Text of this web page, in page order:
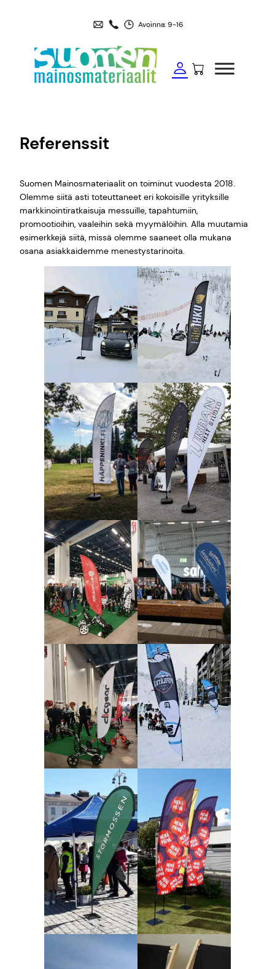
Avoinna: 9-16
Referenssit
Suomen Mainosmateriaalit on toiminut vuodesta 2018.
Olemme siitä asti toteuttaneet eri kokoisille yrityksille
markkinointiratkaisuja messuille, tapahtumiin,
promootioihin, vaaleihin sekä myymälöihin. Alla muutamia
esimerkkejä siitä, missä olemme saaneet olla mukana
osana asiakkaidemme menestystarinoita.